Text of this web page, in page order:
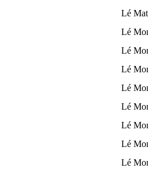
Lé
Lé
Lé
Lé
Lé
Lé
Lé
Lé
Lé